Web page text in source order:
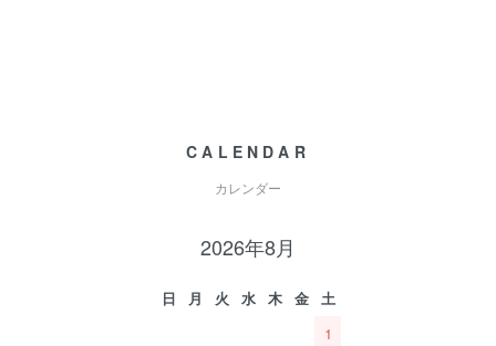
CALENDAR
カレンダー
2026年8月
日 月 火 水 木 金
土
1